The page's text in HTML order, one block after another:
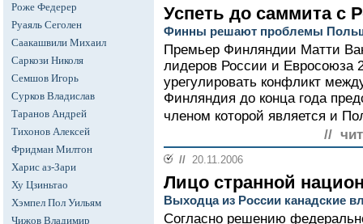
Роже Федерер
Руаяль Сеголен
Саакашвили Михаил
Саркози Николя
Семшов Игорь
Сурков Владислав
Таранов Андрей
Тихонов Алексей
Фридман Милтон
Харис аз-Зари
Ху Цзиньтао
Хэмпел Пол Уильям
Чижов Владимир
Успеть до саммита с
Финны решают проблемы
Премьер Финляндии Матти
лидеров России и Евросоюза
урегулировать конфликт
Финляндия до конца года
членом которой является и
//
// 20.11.2006
Лицо странной
Выходца из России канадские
Согласно решению